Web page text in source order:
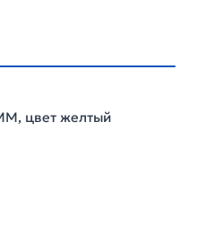
цвет желтый